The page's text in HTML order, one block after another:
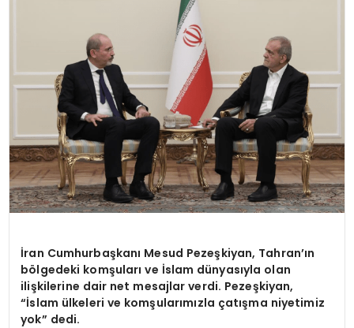
İran Cumhurbaşkanı Mesud Pezeşkiyan, Tahran’ın
bölgedeki komşuları ve İslam dünyasıyla olan
ilişkilerine dair net mesajlar verdi. Pezeşkiyan,
“İslam ülkeleri ve komşularımızla çatışma niyetimiz
yok” dedi.